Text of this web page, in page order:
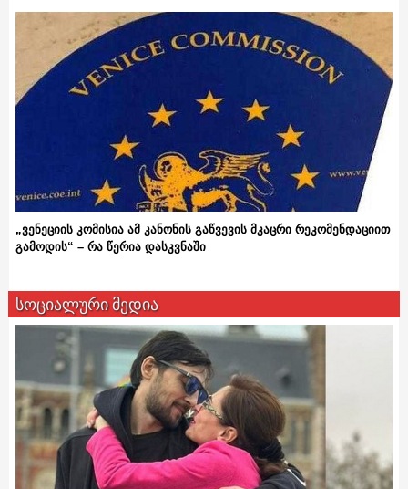
„ვენეციის კომისია ამ კანონის გაწვევის მკაცრი რეკომენდაციით
გამოდის“ – რა წერია დასკვნაში
სოციალური მედია